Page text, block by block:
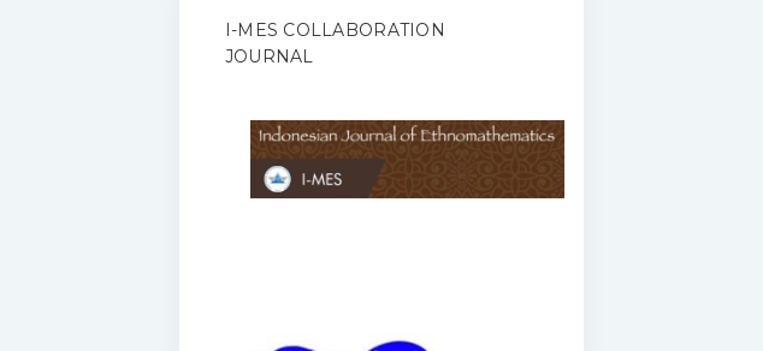
I-MES COLLABORATION
JOURNAL